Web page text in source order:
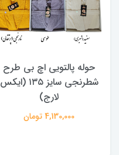
حوله پالتویی اچ بی طرح
شطرنجی سایز ۱۳۵ (ایکس
لارج)
4,130,000 تومان